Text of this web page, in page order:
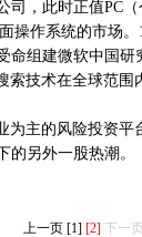
，此时正值PC（
操作系统的市场
组建微软中国
技术在全球范围
主的风险投资平
另外一股热潮。
上一页 [1] [2] 下一页